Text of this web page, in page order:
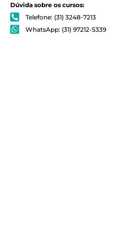
Dúvida sobre os cursos:
Telefone: (31) 3248-7213
WhatsApp: (31) 97212-5339